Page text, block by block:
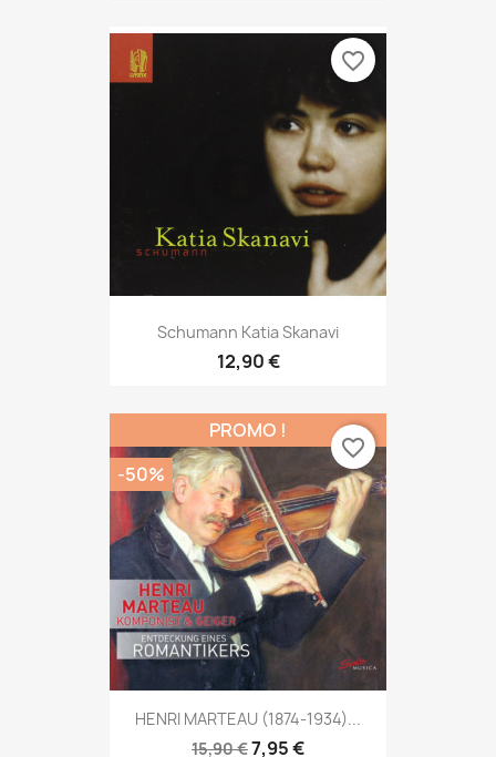
Schumann Katia Skanavi
12,90 €
favorite_border
HENRI MARTEAU (1874-1934)...
15,90 €7,95 €
PROMO !
-50%
favorite_border